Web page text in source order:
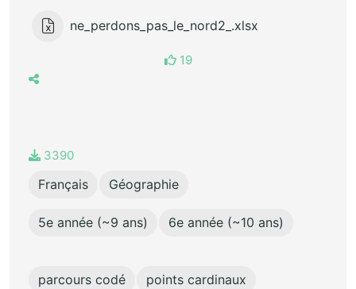
ne_perdons_pas_le_nord2_.xlsx
19
3390
Français Géographie
5e année (~9 ans) 6e année (~10 ans)
parcours codé points cardinaux